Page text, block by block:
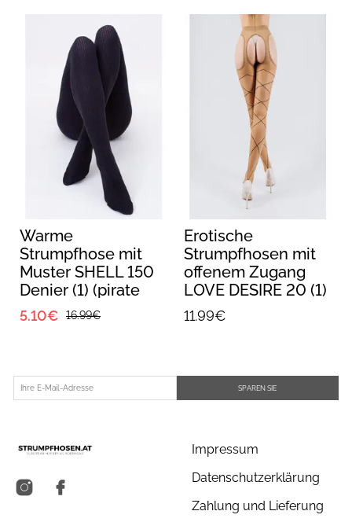
Warme
Strumpfhose mit
Muster SHELL 150
Denier (1) (pirate
black)
5.10€ 16.99€
Erotische
Strumpfhosen mit
offenem Zugang
LOVE DESIRE 20 (1)
(daino/nero)
11.99€
SPAREN SIE
Impressum
Datenschutzerklärung
Zahlung und Lieferung